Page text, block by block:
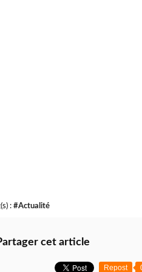
: #Actualité
cet article
Repost